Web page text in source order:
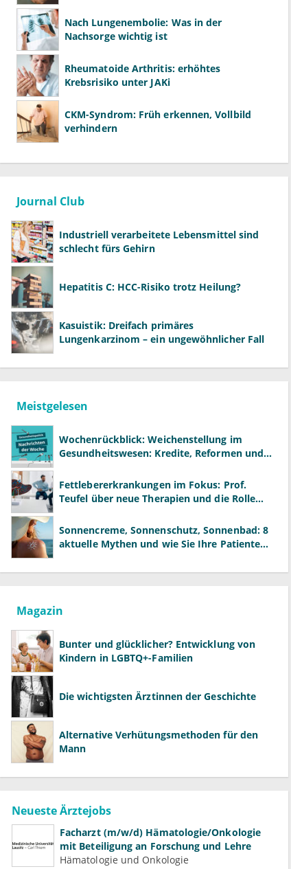
Nach Lungenembolie: Was in der
Nachsorge wichtig ist
Rheumatoide Arthritis: erhöhtes
Krebsrisiko unter JAKi
CKM-Syndrom: Früh erkennen, Vollbild
verhindern
Journal Club
Industriell verarbeitete Lebensmittel sind
schlecht fürs Gehirn
Hepatitis C: HCC-Risiko trotz Heilung?
Kasuistik: Dreifach primäres
Lungenkarzinom – ein ungewöhnlicher Fall
Meistgelesen
Wochenrückblick: Weichenstellung im
Gesundheitswesen: Kredite, Reformen und
Fettlebererkrankungen im Fokus: Prof.
Teufel über neue Therapien und die Rolle
Sonnencreme, Sonnenschutz, Sonnenbad: 8
aktuelle Mythen und wie Sie Ihre Patienten
Magazin
Bunter und glücklicher? Entwicklung von
Kindern in LGBTQ+-Familien
Die wichtigsten Ärztinnen der Geschichte
Alternative Verhütungsmethoden für den
Mann
Neueste Ärztejobs
Facharzt (m/w/d) Hämatologie/Onkologie
mit Beteiligung an Forschung und Lehre
Hämatologie und Onkologie